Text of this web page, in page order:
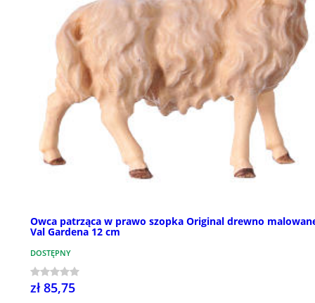
Owca patrząca w prawo szopka Original drewno
Val Gardena 12 cm
DOSTĘPNY
zł 85,75